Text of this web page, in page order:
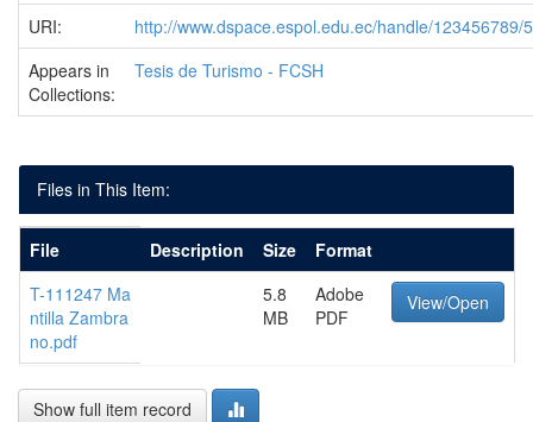
URI:
http://www.dspace.espol.edu.ec/handle/123456789/
Appears in
Collections:
Tesis de Turismo - FCSH
Files in This Item:
File Description Size
Format
T-111247 Ma
ntilla Zambra
no.pdf
5.8
MB
Adobe
PDF
View/Open
Show full item record